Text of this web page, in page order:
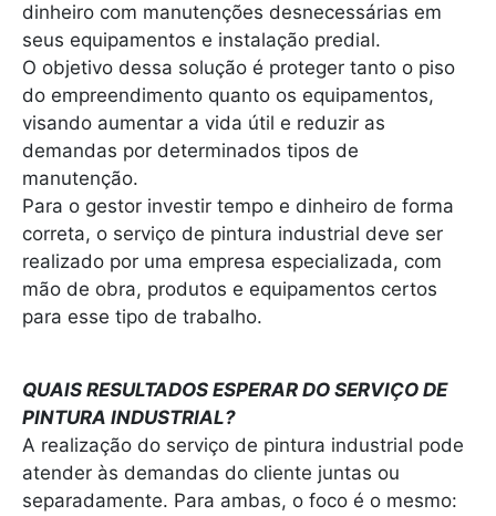
dinheiro com manutenções desnecessárias em
seus equipamentos e instalação predial.
O objetivo dessa solução é proteger tanto o piso
do empreendimento quanto os equipamentos,
visando aumentar a vida útil e reduzir as
demandas por determinados tipos de
manutenção.
Para o gestor investir tempo e dinheiro de forma
correta, o serviço de pintura industrial deve ser
realizado por uma empresa especializada, com
mão de obra, produtos e equipamentos certos
para esse tipo de trabalho.
QUAIS RESULTADOS ESPERAR DO SERVIÇO DE
PINTURA INDUSTRIAL?
A realização do serviço de pintura industrial pode
atender às demandas do cliente juntas ou
separadamente. Para ambas, o foco é o mesmo: